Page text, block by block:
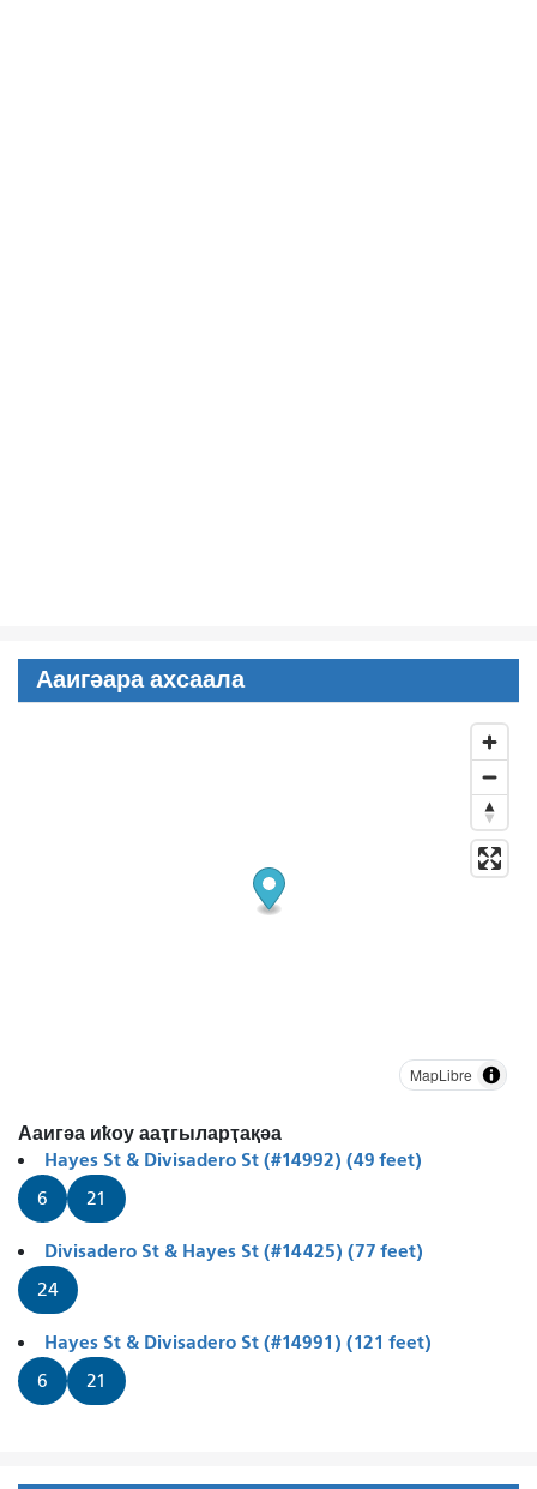
Ааигәара ахсаала
MapLibre
Ааигәа иҟоу ааҭгыларҭақәа
Hayes St & Divisadero St (#14992) (49 feet)
6 21
Divisadero St & Hayes St (#14425) (77 feet)
24
Hayes St & Divisadero St (#14991) (121 feet)
6 21